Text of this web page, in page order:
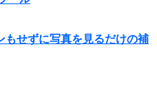
せずに写真を見るだけの補